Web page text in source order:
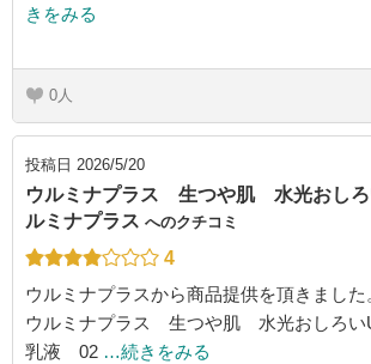
きをみる
0
投稿日 2026/5/20
ウルミナプラス 生つや肌 水光おしろ
ルミナプラス へのクチコミ
4
ウルミナプラスから商品提供を頂きました
ウルミナプラス 生つや肌 水光おしろい
乳液 02 …続きをみる